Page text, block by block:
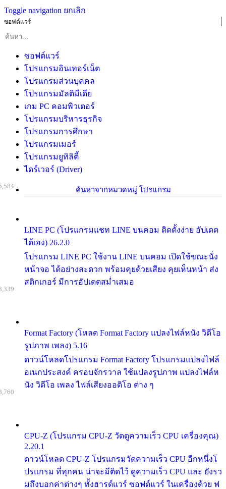
Toggle navigation ยกเลิก
ซอฟต์แวร์
ซอฟต์แวร์
โปรแกรมอินเทอร์เน็ต
โปรแกรมส่วนบุคคล
โปรแกรมมัลติมีเดีย
เกม PC คอมพิวเตอร์
โปรแกรมบริหารธุรกิจ
โปรแกรมการศึกษา
โปรแกรมเมอร์
โปรแกรมยูทิลิตี้
ไดร์เวอร์ (Driver)
ค้นหาจากหมวดหมู่ โปรแกรม
LINE PC (โปรแกรมแชท LINE บนคอม ติดตั้งง่าย อัปเดต
ได้เอง) 26.2.0
โปรแกรม LINE PC ใช้งาน LINE บนคอม เปิดใช้ขณะนั่ง
หน้าจอ ได้อย่างสะดวก พร้อมคุยด้วยเสียง คุยเห็นหน้า ส่ง
สติกเกอร์ มีการอัปเดตสม่ำเสมอ
Format Factory (โหลด Format Factory แปลงไฟล์หนัง วิดีโอ
รูปภาพ เพลง) 5.16
ดาวน์โหลดโปรแกรม Format Factory โปรแกรมแปลงไฟล์
อเนกประสงค์ ครอบจักรวาล ใช้แปลงรูปภาพ แปลงไฟล์ห
นัง วิดีโอ เพลง ไฟล์เสียงออดิโอ ต่าง ๆ
CPU-Z (โปรแกรม CPU-Z วัดดูความเร็ว CPU เครื่องคุณ)
2.20.1
ดาวน์โหลด CPU-Z โปรแกรมวัดความเร็ว CPU อีกหนึ่งโ
ปรแกรม ที่ทุกคน น่าจะมีติดไว้ ดูความเร็ว CPU และ ยังรว
มถึงบอกค่าต่างๆ ทั้งฮารด์แวร์ ซอฟต์แวร์ ในเครื่องด้วย ฟ